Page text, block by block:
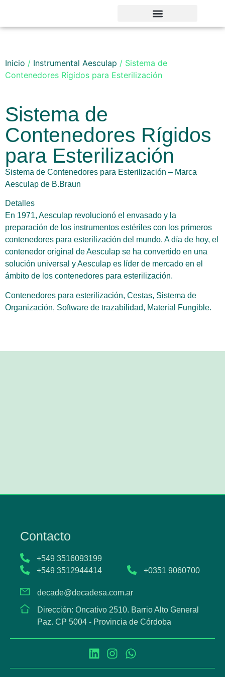
Inicio / Instrumental Aesculap / Sistema de
Contenedores Rígidos para Esterilización
Sistema de
Contenedores Rígidos
para Esterilización
Sistema de Contenedores para Esterilización – Marca
Aesculap de B.Braun
Detalles
En 1971, Aesculap revolucionó el envasado y la
preparación de los instrumentos estériles con los primeros
contenedores para esterilización del mundo. A día de hoy, el
contenedor original de Aesculap se ha convertido en una
solución universal y Aesculap es líder de mercado en el
ámbito de los contenedores para esterilización.
Contenedores para esterilización, Cestas, Sistema de
Organización, Software de trazabilidad, Material Fungible.
Contacto
+549 3516093199
+549 3512944414
+0351 9060700
decade@decadesa.com.ar
Dirección: Oncativo 2510. Barrio Alto General
Paz. CP 5004 - Provincia de Córdoba